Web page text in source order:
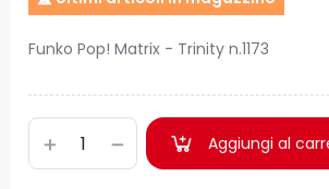
Funko Pop! Matrix - Trinity n.1173
Aggiungi al